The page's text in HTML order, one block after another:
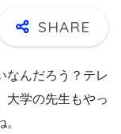
なんだろう？テレ
大学の先生もやっ